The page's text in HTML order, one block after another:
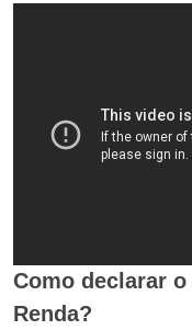
Como declarar
Renda?